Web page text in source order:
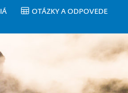
OTÁZKY A ODPOVEDE